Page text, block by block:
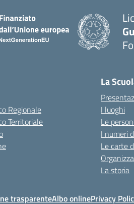
Regionale
Territoriale
La
I luoghi
Le
I numeri
Le carte
La storia
trasparenteAlbo onlinePrivacy